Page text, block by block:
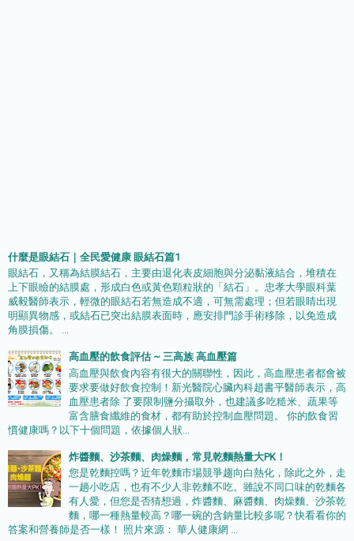
什麼是眼結石｜全民愛健康 眼結石篇1
眼結石，又稱為結膜結石，主要由退化表皮細胞與分泌黏液結合，堆積在
上下眼瞼的結膜處，形成白色或黃色顆粒狀的「結石」。忠孝大學眼科葉
威毅醫師表示，輕微的眼結石若無造成不適，可無需處理；但若眼睛出現
明顯異物感，或結石已突出結膜表面時，應安排門診手術移除，以免造成
角膜損傷。 ...
高血壓的飲食評估 ~ 三高族 高血壓篇
高血壓與飲食內容有很大的關聯性，因此，高血壓患者都會被
要求要做好飲食控制！新光醫院心臟內科趙書平醫師表示，高
血壓患者除 了要限制鹽分攝取外，也建議多吃糙米、蔬果等
富含膳食纖維的食材，都有助於控制血壓問題。 你的飲食習
慣健康嗎？以下十個問題，依據個人狀...
炸醬麵、沙茶麵、肉燥麵，常見乾麵熱量大PK！
您是乾麵控嗎？近年乾麵市場競爭趨向白熱化，除此之外，走
一趟小吃店，也有不少人非乾麵不吃。雖說不同口味的乾麵各
有人愛，但您是否猜想過，炸醬麵、麻醬麵、肉燥麵、沙茶乾
麵，哪一種熱量較高？哪一碗的含鈉量比較多呢？快看看你的
答案和營養師是否一樣！ 照片來源： 華人健康網 ...